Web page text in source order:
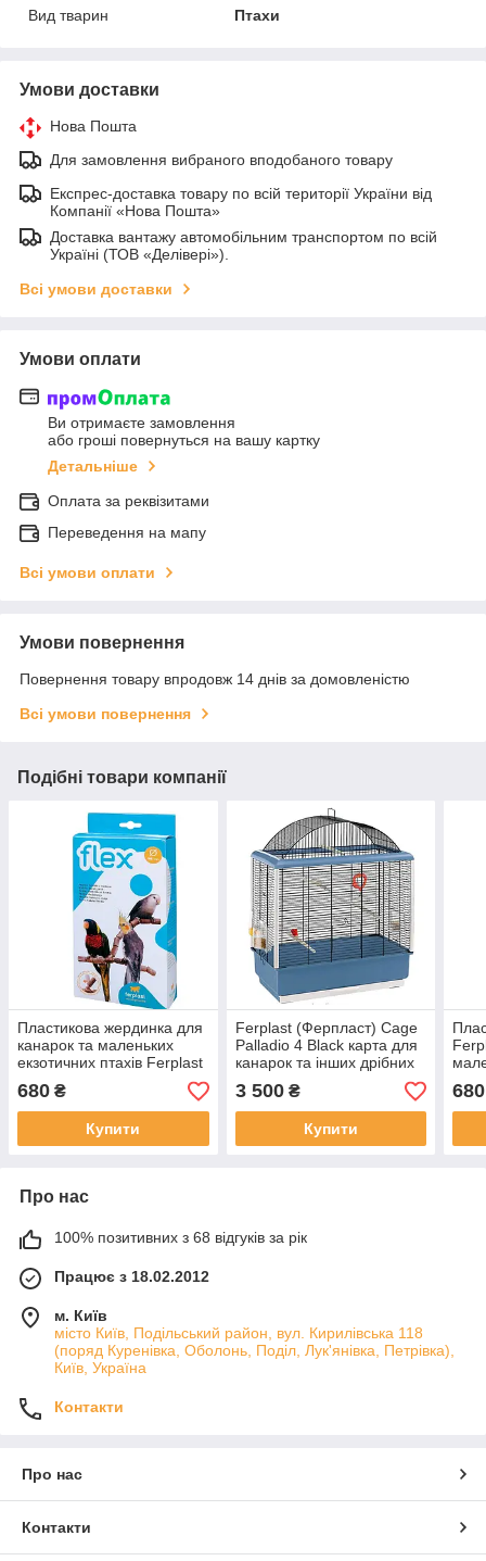
Вид тварин
Птахи
Умови доставки
Нова Пошта
Для замовлення вибраного вподобаного товару
Експрес-доставка товару по всій території України від
Компанії «Нова Пошта»
Доставка вантажу автомобільним транспортом по всій
Україні (ТОВ «Делівері»).
Всі умови доставки
Умови оплати
Ви отримаєте замовлення
або гроші повернуться на вашу картку
Детальніше
Оплата за реквізитами
Переведення на мапу
Всі умови оплати
Умови повернення
Повернення товару впродовж 14 днів за домовленістю
Всі умови повернення
Подібні товари компанії
Пластикова жердинка для
канарок та маленьких
екзотичних птахів Ferplast
FLEX 4192
680 ₴
Купити
Ferplast (Ферпласт) Cage
Palladio 4 Black карта для
канарок та інших дрібних
екзотичних птахів,
59x33x69
3 500₴
Купити
680
Про нас
100% позитивних з 68 відгуків за рік
Працює з 18.02.2012
м. Київ
місто Київ, Подільський район, вул. Кирилівська 118
(поряд Куренівка, Оболонь, Поділ, Лук'янівка, Петрівка),
Київ, Україна
Контакти
Про нас
Контакти